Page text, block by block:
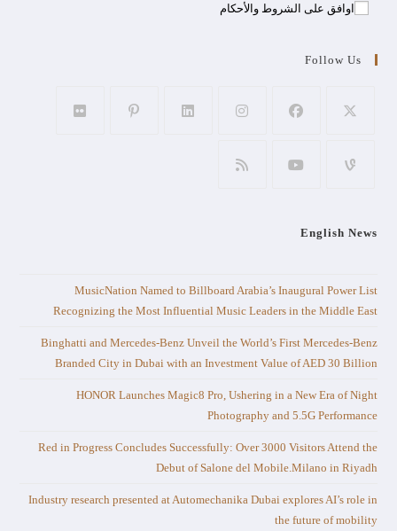
اوافق على الشروط والأحكام
Follow Us
English News
MusicNation Named to Billboard Arabia’s Inaugural Power List
Recognizing the Most Influential Music Leaders in the Middle East
Binghatti and Mercedes-Benz Unveil the World’s First Mercedes-Benz
Branded City in Dubai with an Investment Value of AED 30 Billion
HONOR Launches Magic8 Pro, Ushering in a New Era of Night
Photography and 5.5G Performance
Red in Progress Concludes Successfully: Over 3000 Visitors Attend the
Debut of Salone del Mobile.Milano in Riyadh
Industry research presented at Automechanika Dubai explores AI’s role in
the future of mobility